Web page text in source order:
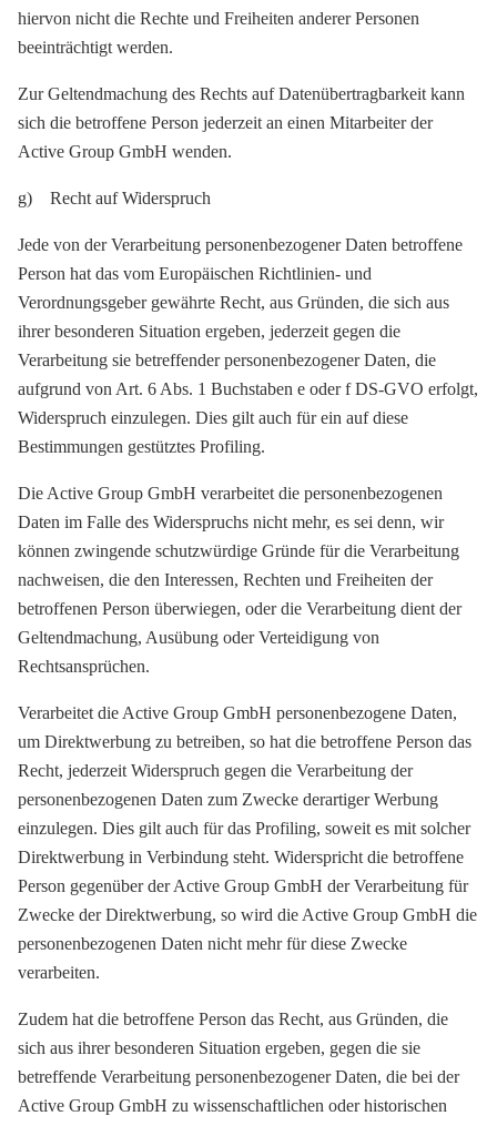
hiervon nicht die Rechte und Freiheiten anderer Personen
beeinträchtigt werden.
Zur Geltendmachung des Rechts auf Datenübertragbarkeit kann
sich die betroffene Person jederzeit an einen Mitarbeiter der
Active Group GmbH wenden.
g) Recht auf Widerspruch
Jede von der Verarbeitung personenbezogener Daten betroffene
Person hat das vom Europäischen Richtlinien- und
Verordnungsgeber gewährte Recht, aus Gründen, die sich aus
ihrer besonderen Situation ergeben, jederzeit gegen die
Verarbeitung sie betreffender personenbezogener Daten, die
aufgrund von Art. 6 Abs. 1 Buchstaben e oder f DS-GVO erfolgt,
Widerspruch einzulegen. Dies gilt auch für ein auf diese
Bestimmungen gestütztes Profiling.
Die Active Group GmbH verarbeitet die personenbezogenen
Daten im Falle des Widerspruchs nicht mehr, es sei denn, wir
können zwingende schutzwürdige Gründe für die Verarbeitung
nachweisen, die den Interessen, Rechten und Freiheiten der
betroffenen Person überwiegen, oder die Verarbeitung dient der
Geltendmachung, Ausübung oder Verteidigung von
Rechtsansprüchen.
Verarbeitet die Active Group GmbH personenbezogene Daten,
um Direktwerbung zu betreiben, so hat die betroffene Person das
Recht, jederzeit Widerspruch gegen die Verarbeitung der
personenbezogenen Daten zum Zwecke derartiger Werbung
einzulegen. Dies gilt auch für das Profiling, soweit es mit solcher
Direktwerbung in Verbindung steht. Widerspricht die betroffene
Person gegenüber der Active Group GmbH der Verarbeitung für
Zwecke der Direktwerbung, so wird die Active Group GmbH die
personenbezogenen Daten nicht mehr für diese Zwecke
verarbeiten.
Zudem hat die betroffene Person das Recht, aus Gründen, die
sich aus ihrer besonderen Situation ergeben, gegen die sie
betreffende Verarbeitung personenbezogener Daten, die bei der
Active Group GmbH zu wissenschaftlichen oder historischen